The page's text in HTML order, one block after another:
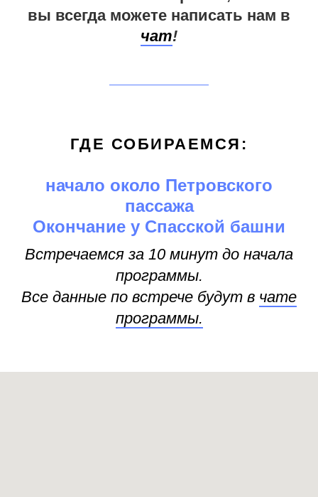
вы всегда можете написать нам в
чат!
ГДЕ СОБИРАЕМСЯ:
начало около Петровского
пассажа
Окончание у Спасской башни
Встречаемся за 10 минут до начала
программы.
Все данные по встрече будут в чате
программы.